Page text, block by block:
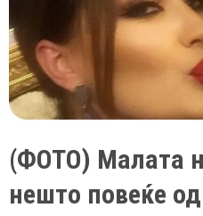
(ФОТО) Малата
нешто повеќе